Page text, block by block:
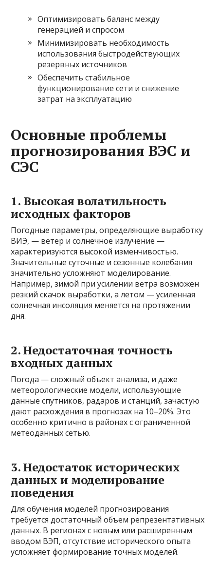
Оптимизировать баланс между
генерацией и спросом
Минимизировать необходимость
использования быстродействующих
резервных источников
Обеспечить стабильное
функционирование сети и снижение
затрат на эксплуатацию
Основные проблемы
прогнозирования ВЭС и
СЭС
1. Высокая волатильность
исходных факторов
Погодные параметры, определяющие выработку
ВИЭ, — ветер и солнечное излучение —
характеризуются высокой изменчивостью.
Значительные суточные и сезонные колебания
значительно усложняют моделирование.
Например, зимой при усилении ветра возможен
резкий скачок выработки, а летом — усиленная
солнечная инсоляция меняется на протяжении
дня.
2. Недостаточная точность
входных данных
Погода — сложный объект анализа, и даже
метеорологические модели, использующие
данные спутников, радаров и станций, зачастую
дают расхождения в прогнозах на 10–20%. Это
особенно критично в районах с ограниченной
метеоданных сетью.
3. Недостаток исторических
данных и моделирование
поведения
Для обучения моделей прогнозирования
требуется достаточный объем репрезентативных
данных. В регионах с новым или расширенным
вводом ВЭП, отсутствие исторического опыта
усложняет формирование точных моделей.